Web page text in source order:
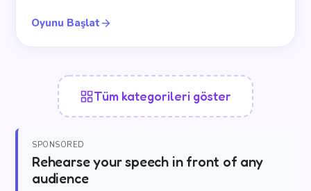
Oyunu Başlat
Tüm kategorileri göster
SPONSORED
Rehearse your speech in front of any
audience